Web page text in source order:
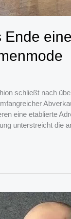
schließt nach
eine etablierte
unterstreicht die